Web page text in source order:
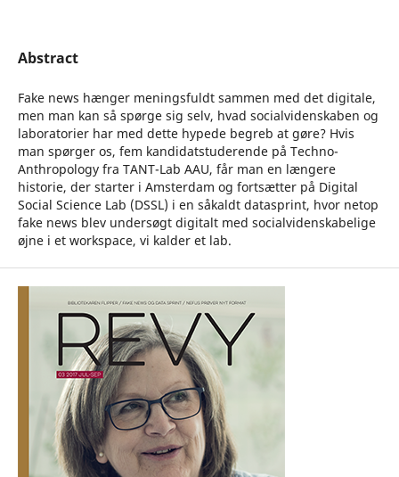
Abstract
Fake news hænger meningsfuldt sammen med det digitale,
men man kan så spørge sig selv, hvad socialvidenskaben og
laboratorier har med dette hypede begreb at gøre? Hvis
man spørger os, fem kandidatstuderende på Techno-
Anthropology fra TANT-Lab AAU, får man en længere
historie, der starter i Amsterdam og fortsætter på Digital
Social Science Lab (DSSL) i en såkaldt datasprint, hvor netop
fake news blev undersøgt digitalt med socialvidenskabelige
øjne i et workspace, vi kalder et lab.